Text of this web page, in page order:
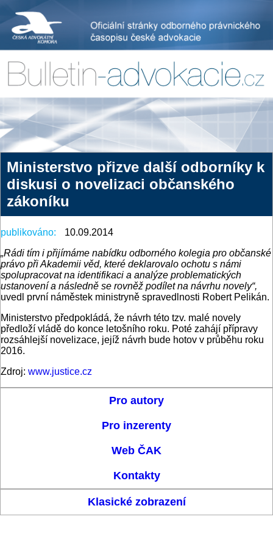
Ministerstvo přizve další odborníky k
diskusi o novelizaci občanského
zákoníku
publikováno:
10.09.2014
„Rádi tím i přijímáme nabídku odborného kolegia pro občanské
právo při Akademii věd, které deklarovalo ochotu s námi
spolupracovat na identifikaci a analýze problematických
ustanovení a následně se rovněž podílet na návrhu novely“,
uvedl první náměstek ministryně spravedlnosti Robert Pelikán.
Ministerstvo předpokládá, že návrh této tzv. malé novely
předloží vládě do konce letošního roku. Poté zahájí přípravy
rozsáhlejší novelizace, jejíž návrh bude hotov v průběhu roku
2016.
Zdroj: www.justice.cz
Pro autory
Pro inzerenty
Web ČAK
Kontakty
Klasické zobrazení